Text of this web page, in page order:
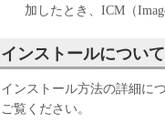
(1) お客様は、再使用許
法により、第三者に「本
(2) お客様は、「本ソフト
ル、逆アセンブル、その
加したとき、ICM（
インストールについて
インストール方法の詳細に
ご覧ください。